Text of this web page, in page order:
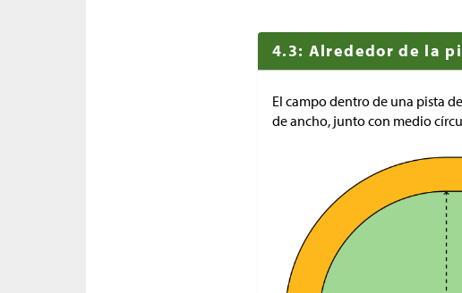
4.3: Alrededor de la
El campo dentro de una pista
de ancho, junto con medio